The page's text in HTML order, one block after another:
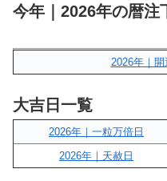
今年｜2026年の暦注
2026年｜
大吉日一覧
2026年｜一粒万倍日
2026年｜天赦日